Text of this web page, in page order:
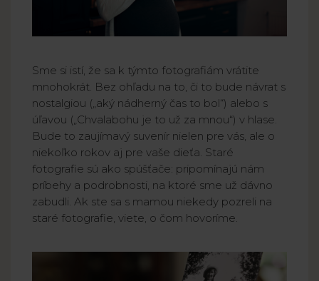
Sme si istí, že sa k týmto fotografiám vrátite
mnohokrát. Bez ohľadu na to, či to bude návrat s
nostalgiou („aký nádherný čas to bol“) alebo s
úľavou („Chvalabohu je to už za mnou“) v hlase.
Bude to zaujímavý suvenír nielen pre vás, ale o
niekoľko rokov aj pre vaše dieťa. Staré
fotografie sú ako spúšťače: pripomínajú nám
príbehy a podrobnosti, na ktoré sme už dávno
zabudli. Ak ste sa s mamou niekedy pozreli na
staré fotografie, viete, o čom hovoríme.